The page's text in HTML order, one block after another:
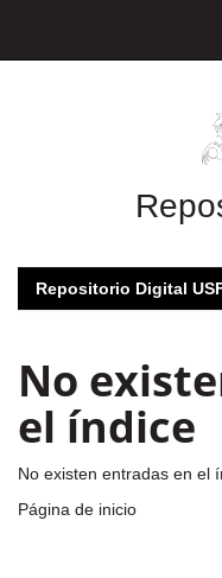
Repositorio Digital
No
el índice
No existen entradas en el
Página de inicio